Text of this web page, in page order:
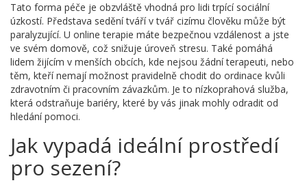
Tato forma péče je obzvláště vhodná pro lidi trpící sociální
úzkostí. Představa sedění tváří v tvář cizímu člověku může být
paralyzující. U online terapie máte bezpečnou vzdálenost a jste
ve svém domově, což snižuje úroveň stresu. Také pomáhá
lidem žijícím v menších obcích, kde nejsou žádní terapeuti, nebo
těm, kteří nemají možnost pravidelně chodit do ordinace kvůli
zdravotním či pracovním závazkům. Je to nízkoprahová služba,
která odstraňuje bariéry, které by vás jinak mohly odradit od
hledání pomoci.
Jak vypadá ideální prostředí
pro sezení?